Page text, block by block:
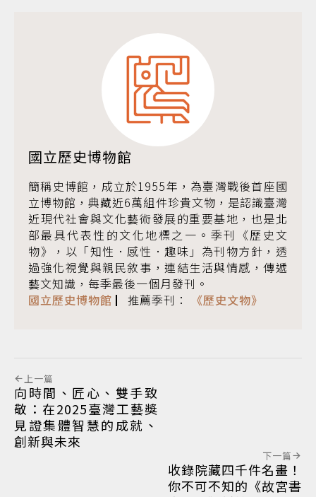
國立歷史博物館
簡稱史博館，成立於1955年，為臺灣戰後首座國
立博物館，典藏近6萬組件珍貴文物，是認識臺灣
近現代社會與文化藝術發展的重要基地，也是北
部最具代表性的文化地標之一。季刊《歷史文
物》，以「知性．感性．趣味」為刊物方針，透
過強化視覺與親民敘事，連結生活與情感，傳遞
藝文知識，每季最後一個月發刊。
國立歷史博物館 ▏推薦季刊： 《歷史文物》
上一篇
向時間、匠心、雙手致
敬：在2025臺灣工藝獎
見證集體智慧的成就、
創新與未來
下一篇
收錄院藏四千件名畫！
你不可不知的《故宮書